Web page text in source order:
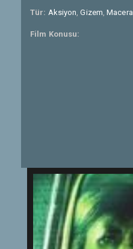
Tür: Aksiyon,Gizem,Macera
Film Konusu: